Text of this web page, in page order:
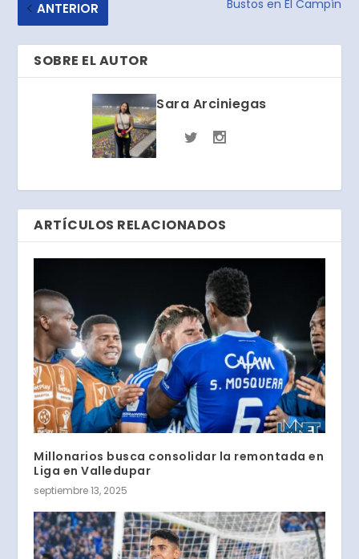
ANTERIOR Bustos en El Campín
SOBRE EL AUTOR
Sara Arciniegas
ARTÍCULOS RELACIONADOS
Millonarios busca consolidar la remontada en
Liga en Valledupar
septiembre 13, 2025